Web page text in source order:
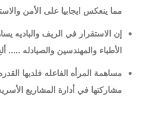
مما ينعكس ايجابيا على الأمن
إن الاستقرار في الريف والباديه
الأطباء والمهندسين والصيادله .....
مساهمة المرأه الفاعله فلديها
مشاركتها في أدارة المشاريع